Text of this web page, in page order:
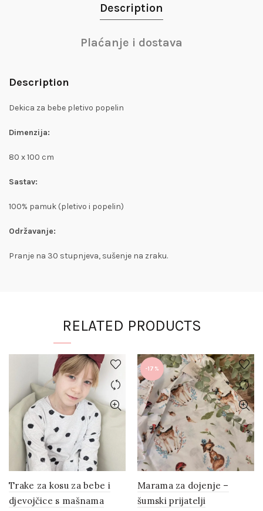
Description
Plaćanje i dostava
Description
Dekica za bebe pletivo popelin
Dimenzija:
80 x 100 cm
Sastav:
100% pamuk (pletivo i popelin)
Održavanje:
Pranje na 30 stupnjeva, sušenje na zraku.
RELATED PRODUCTS
Trake za kosu za bebe i
djevojčice s mašnama
-17%
Marama za dojenje –
šumski prijatelji